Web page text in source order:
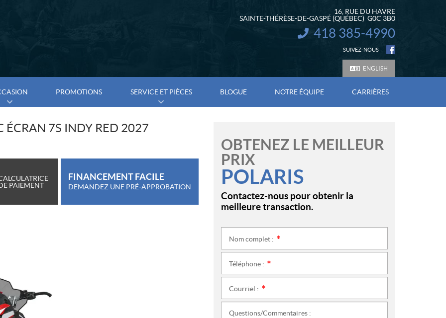
16, RUE DU HAVRE
SAINTE-THÉRÈSE-DE-GASPÉ (QUÉBEC) G0C 3B0
INFORMATION :
418 385-4990
SUIVEZ-NOUS
ENGLISH
PROMOTIONS SERVICE ET PIÈCES BLOGUE NOTRE ÉQUIPE CARRIÈRES
ÉCRAN 7S INDY RED 2027
PAIEMENT
FINANCEMENT FACILE
DEMANDEZ UNE PRÉ-APPROBATION
OBTENEZ LE MEILLEUR
PRIX
POLARIS
Contactez-nous pour obtenir la
meilleure transaction.
Nom complet :
Téléphone :
Courriel :
Questions/Commentaires :